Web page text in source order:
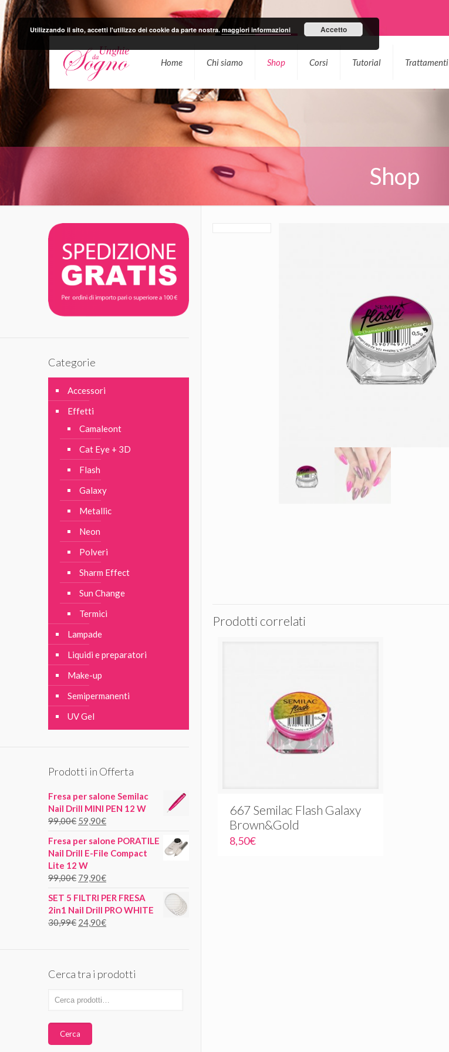
Home Chi siamo Shop Corsi Tutorial Trattamenti
Shop
Prodotti correlati
667 Semilac Flash Galaxy
Brown&Gold
8,50€
Categorie
Accessori
Effetti
Camaleont
Cat Eye + 3D
Flash
Galaxy
Metallic
Neon
Polveri
Sharm Effect
Sun Change
Termici
Lampade
Liquidi e preparatori
Make-up
Semipermanenti
UV Gel
Prodotti in Offerta
Fresa per salone Semilac
Nail Drill MINI PEN 12 W
99,00€ 59,90€
Fresa per salone PORATILE
Nail Drill E-File Compact
Lite 12 W
99,00€ 79,90€
SET 5 FILTRI PER FRESA
2in1 Nail Drill PRO WHITE
30,99€ 24,90€
Cerca tra i prodotti
Cerca
Utilizzando il sito, accetti l'utilizzo dei cookie da parte nostra. maggiori informazioni Accetto